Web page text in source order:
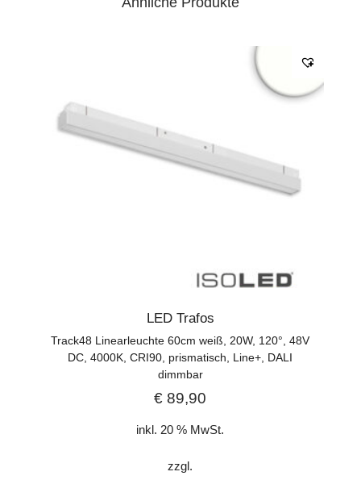
LED Trafos
Track48 Linearleuchte 60cm weiß, 20W, 120°, 48V
DC, 4000K, CRI90, prismatisch, Line+, DALI
dimmbar
€ 89,90
inkl. 20 % MwSt.
zzgl.